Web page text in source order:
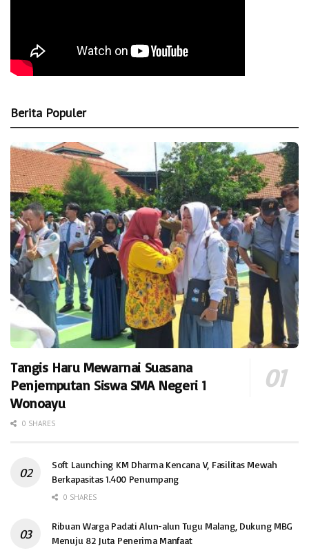
Berita Populer
Tangis Haru Mewarnai Suasana
Penjemputan Siswa SMA Negeri 1
Wonoayu
0 SHARES
Soft Launching KM Dharma Kencana V, Fasilitas Mewah
Berkapasitas 1.400 Penumpang
0 SHARES
Ribuan Warga Padati Alun-alun Tugu Malang, Dukung MBG
Menuju 82 Juta Penerima Manfaat